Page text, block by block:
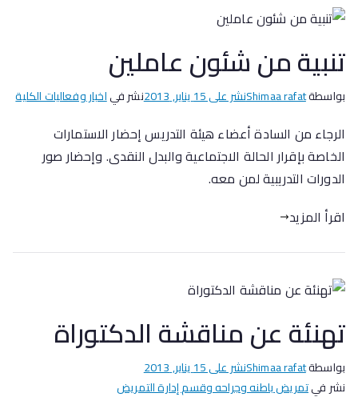
تنبية من شئون عاملين
بواسطةShimaa rafatنشر على15 يناير, 2013 نشر فياخبار وفعاليات الكلية
الرجاء من السادة أعضاء هيئة التدريس إحضار الاستمارات
الخاصة بإقرار الحالة الاجتماعية والبدل النقدى. وإحضار صور
الدورات التدريبية لمن معه.
اقرأ المزيد
تهنئة عن مناقشة الدكتوراة
بواسطةShimaa rafatنشر على15 يناير, 2013
نشر فيتمريض باطنه وجراحه وقسم إدارة التمريض